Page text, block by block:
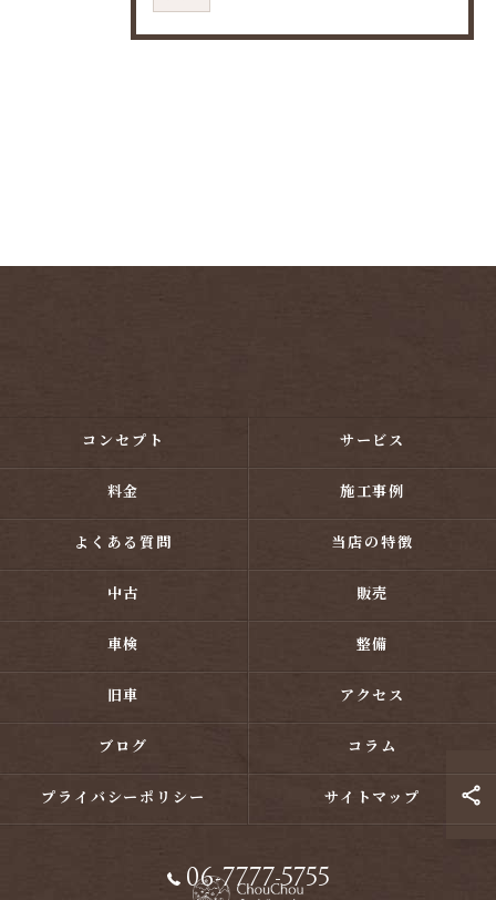
06-7777-5755
コンセプト サービス
料金 施工事例
よくある質問 当店の特徴
中古 販売
車検 整備
旧車 アクセス
ブログ コラム
プライバシーポリシー サイトマップ